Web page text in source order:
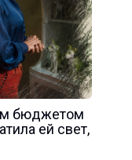
бюджетом
ей свет,